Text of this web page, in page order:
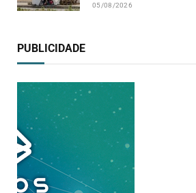
05/08/2026
PUBLICIDADE